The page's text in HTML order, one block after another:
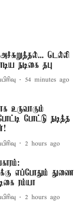
டெல்லி
நடிகை தபு
54 minutes ago
உருவாகும்
போட்டு நடித்த
2 hours ago
எப்போதும் துணை
ரம்யா
2 hours ago